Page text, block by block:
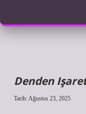
Denden
Tarih: Ağustos 23, 2025